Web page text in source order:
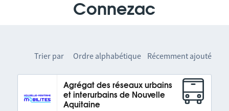
Connezac
Trier par Ordre alphabétique Récemment ajouté
Agrégat des réseaux urbains
et interurbains de Nouvelle
Aquitaine